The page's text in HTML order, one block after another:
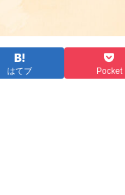
はてブ Pocket